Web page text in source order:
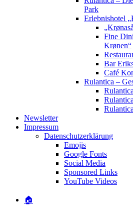
Park
Erlebnishotel
Fine
Krønen“
Bar
Café
Rulantica –
Newsletter
Impressum
Datenschutzerklärung
Emojis
Google Fonts
Social Media
Sponsored Links
YouTube Videos
🏠